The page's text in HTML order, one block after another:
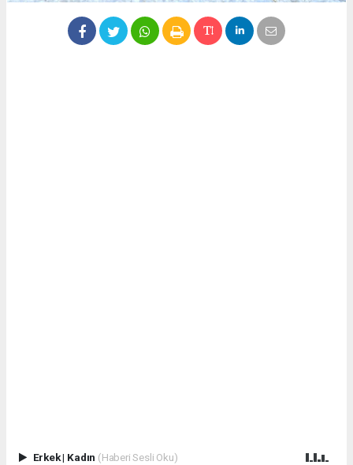
Erkek| Kadın (Haberi Sesli Oku)